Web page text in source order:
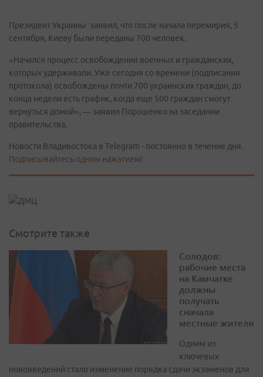
Президент Украины заявил, что после начала перемирия, 5
сентября, Киеву были переданы 700 человек.
«Начался процесс освобождения военных и гражданских,
которых удерживали. Уже сегодня со времени (подписания
протокола) освобождены почти 700 украинских граждан, до
конца недели есть график, когда еще 500 граждан смогут
вернуться домой», — заявил Порошенко на заседании
правительства.
Новости Владивостока в Telegram - постоянно в течение дня.
Подписывайтесь одним нажатием!
Смотрите также
Солодов:
рабочие места
на Камчатке
должны
получать
сначала
местные жители
Одним из
ключевых
нововведений стало изменение порядка сдачи экзаменов для